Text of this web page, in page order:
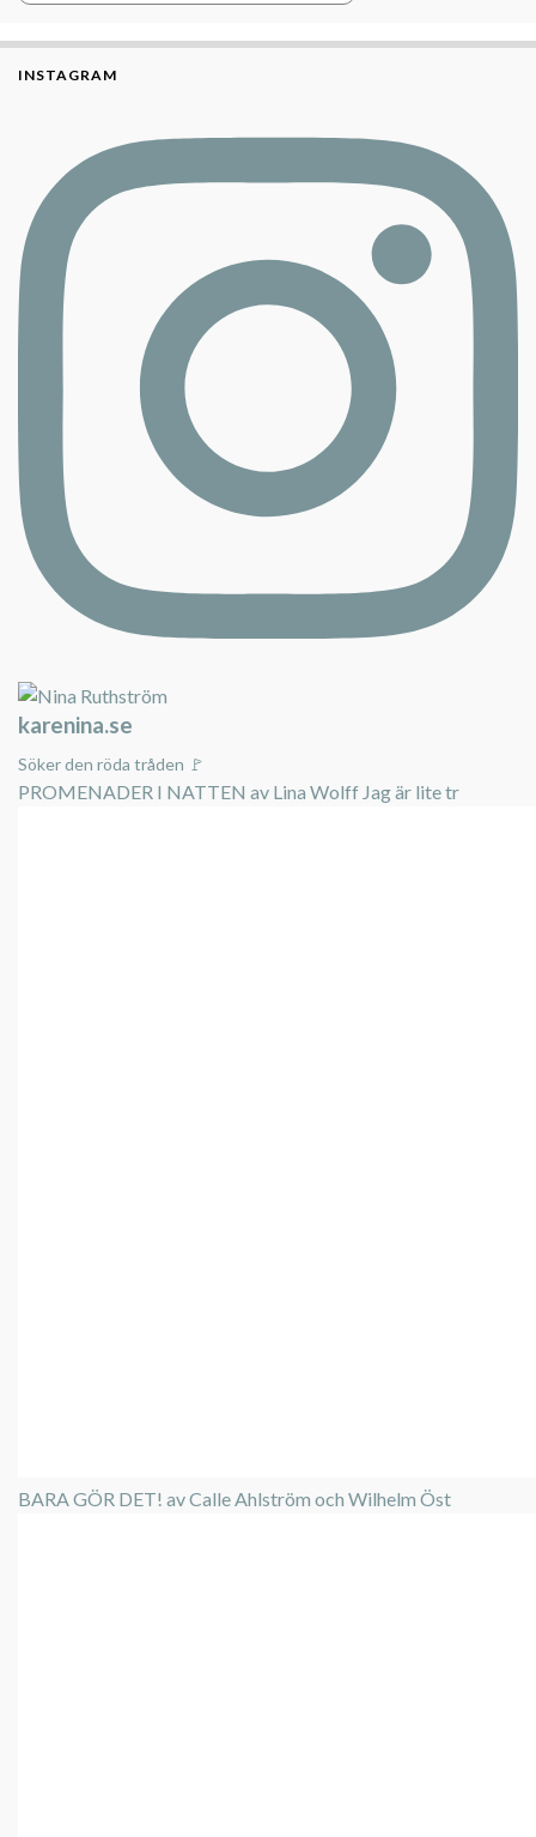
INSTAGRAM
karenina.se
Söker den röda tråden 🚩
PROMENADER I NATTEN av Lina Wolff Jag är lite tr
BARA GÖR DET! av Calle Ahlström och Wilhelm Öst